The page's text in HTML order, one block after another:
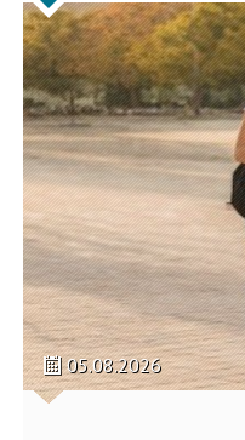
05.08.2026